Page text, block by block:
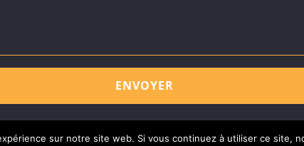
ENVOYER
sur notre site web. Si vous continuez à utiliser ce site,